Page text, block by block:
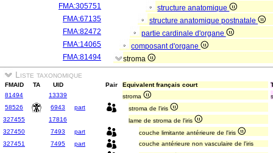
FMA:305751
structure anatomique
FMA:67135
structure anatomique postnatale
FMA:82472
partie cardinale d'organe
FMA:14065
composant d'organe
FMA:81494
stroma
Liste taxonomique
FMAID TA UID Pair Equivalent français court
81494
13339 stroma
58526
6943 part
stroma de l'iris
327455
17816
lame de stroma de l'iris
327450
7493 part
couche limitante antérieure de l'iris
327451
7495 part
couche antérieure non vasculaire de l'iris